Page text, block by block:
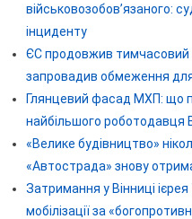
військовозобов’язаного:
інциденту
ЄС продовжив тимчасовий
запровадив обмеження
Глянцевий фасад МХП: що
найбільшого роботодавця
«Велике будівництво»
«Автострада» знову
Затримання у Вінниці
мобілізації за